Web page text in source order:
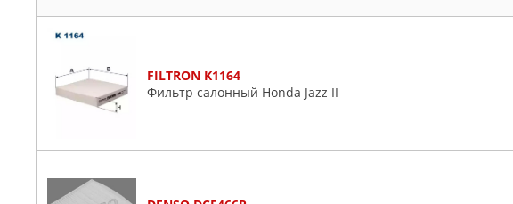
FILTRON K1164
Фильтр салонный Honda Jazz II